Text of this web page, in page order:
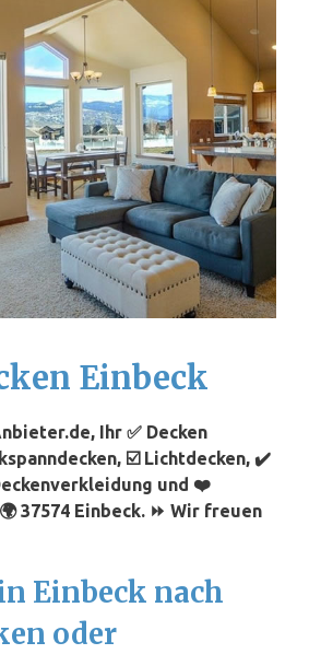
Einbeck
Ihr ✅ Decken
☑️ Lichtdecken, ✔️
und ❤️
37574 Einbeck. ⏩ Wir freuen
Einbeck nach
oder